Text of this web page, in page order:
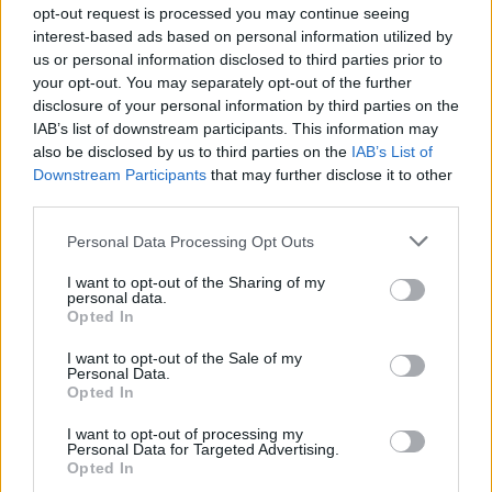
opt-out request is processed you may continue seeing
interest-based ads based on personal information utilized by
us or personal information disclosed to third parties prior to
your opt-out. You may separately opt-out of the further
disclosure of your personal information by third parties on the
IAB’s list of downstream participants. This information may
also be disclosed by us to third parties on the IAB’s List of
Downstream Participants that may further disclose it to other
Personal Data Processing Opt Outs
I want to opt-out of the Sharing of my
personal data.
Opted In
I want to opt-out of the Sale of my
Personal Data.
Opted In
I want to opt-out of processing my
Personal Data for Targeted Advertising.
Opted In
Osman Stafa thirrje
qytetarëve nga protesta:
Mbi partitë të vendosim
Don Xhoni i kthehet
ashpër një personi në
publik, çfarë ndodhi me
Mbërrin në Shqipëri nga
Kolumbia “Kimisti” i
laboratorit të kokainës në
Frakull
Ceuta përballet me krizë
e 72,000 emigrantëve në
dy ditë ndez përplasjet
të fundit